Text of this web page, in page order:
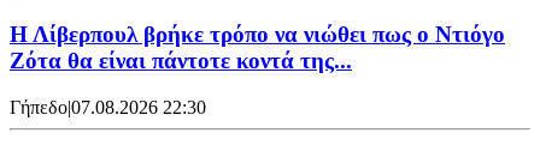
Η Λίβερπουλ βρήκε τρόπο να νιώθει πως ο Ντιόγο
Ζότα θα είναι πάντοτε κοντά της...
Γήπεδο|07.08.2026 22:30